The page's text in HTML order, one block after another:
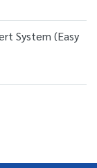
System (Easy